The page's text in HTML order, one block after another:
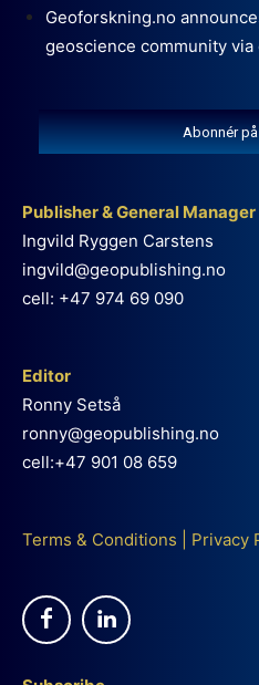
Geoforskning.no
geoscience community via
Abonnér
Publisher & General Manager
Ingvild Ryggen Carstens
ingvild@geopublishing.no
cell: +47 974 69 090
Editor
Ronny Setså
ronny@geopublishing.no
cell:+47 901 08 659
Terms & Conditions Privacy